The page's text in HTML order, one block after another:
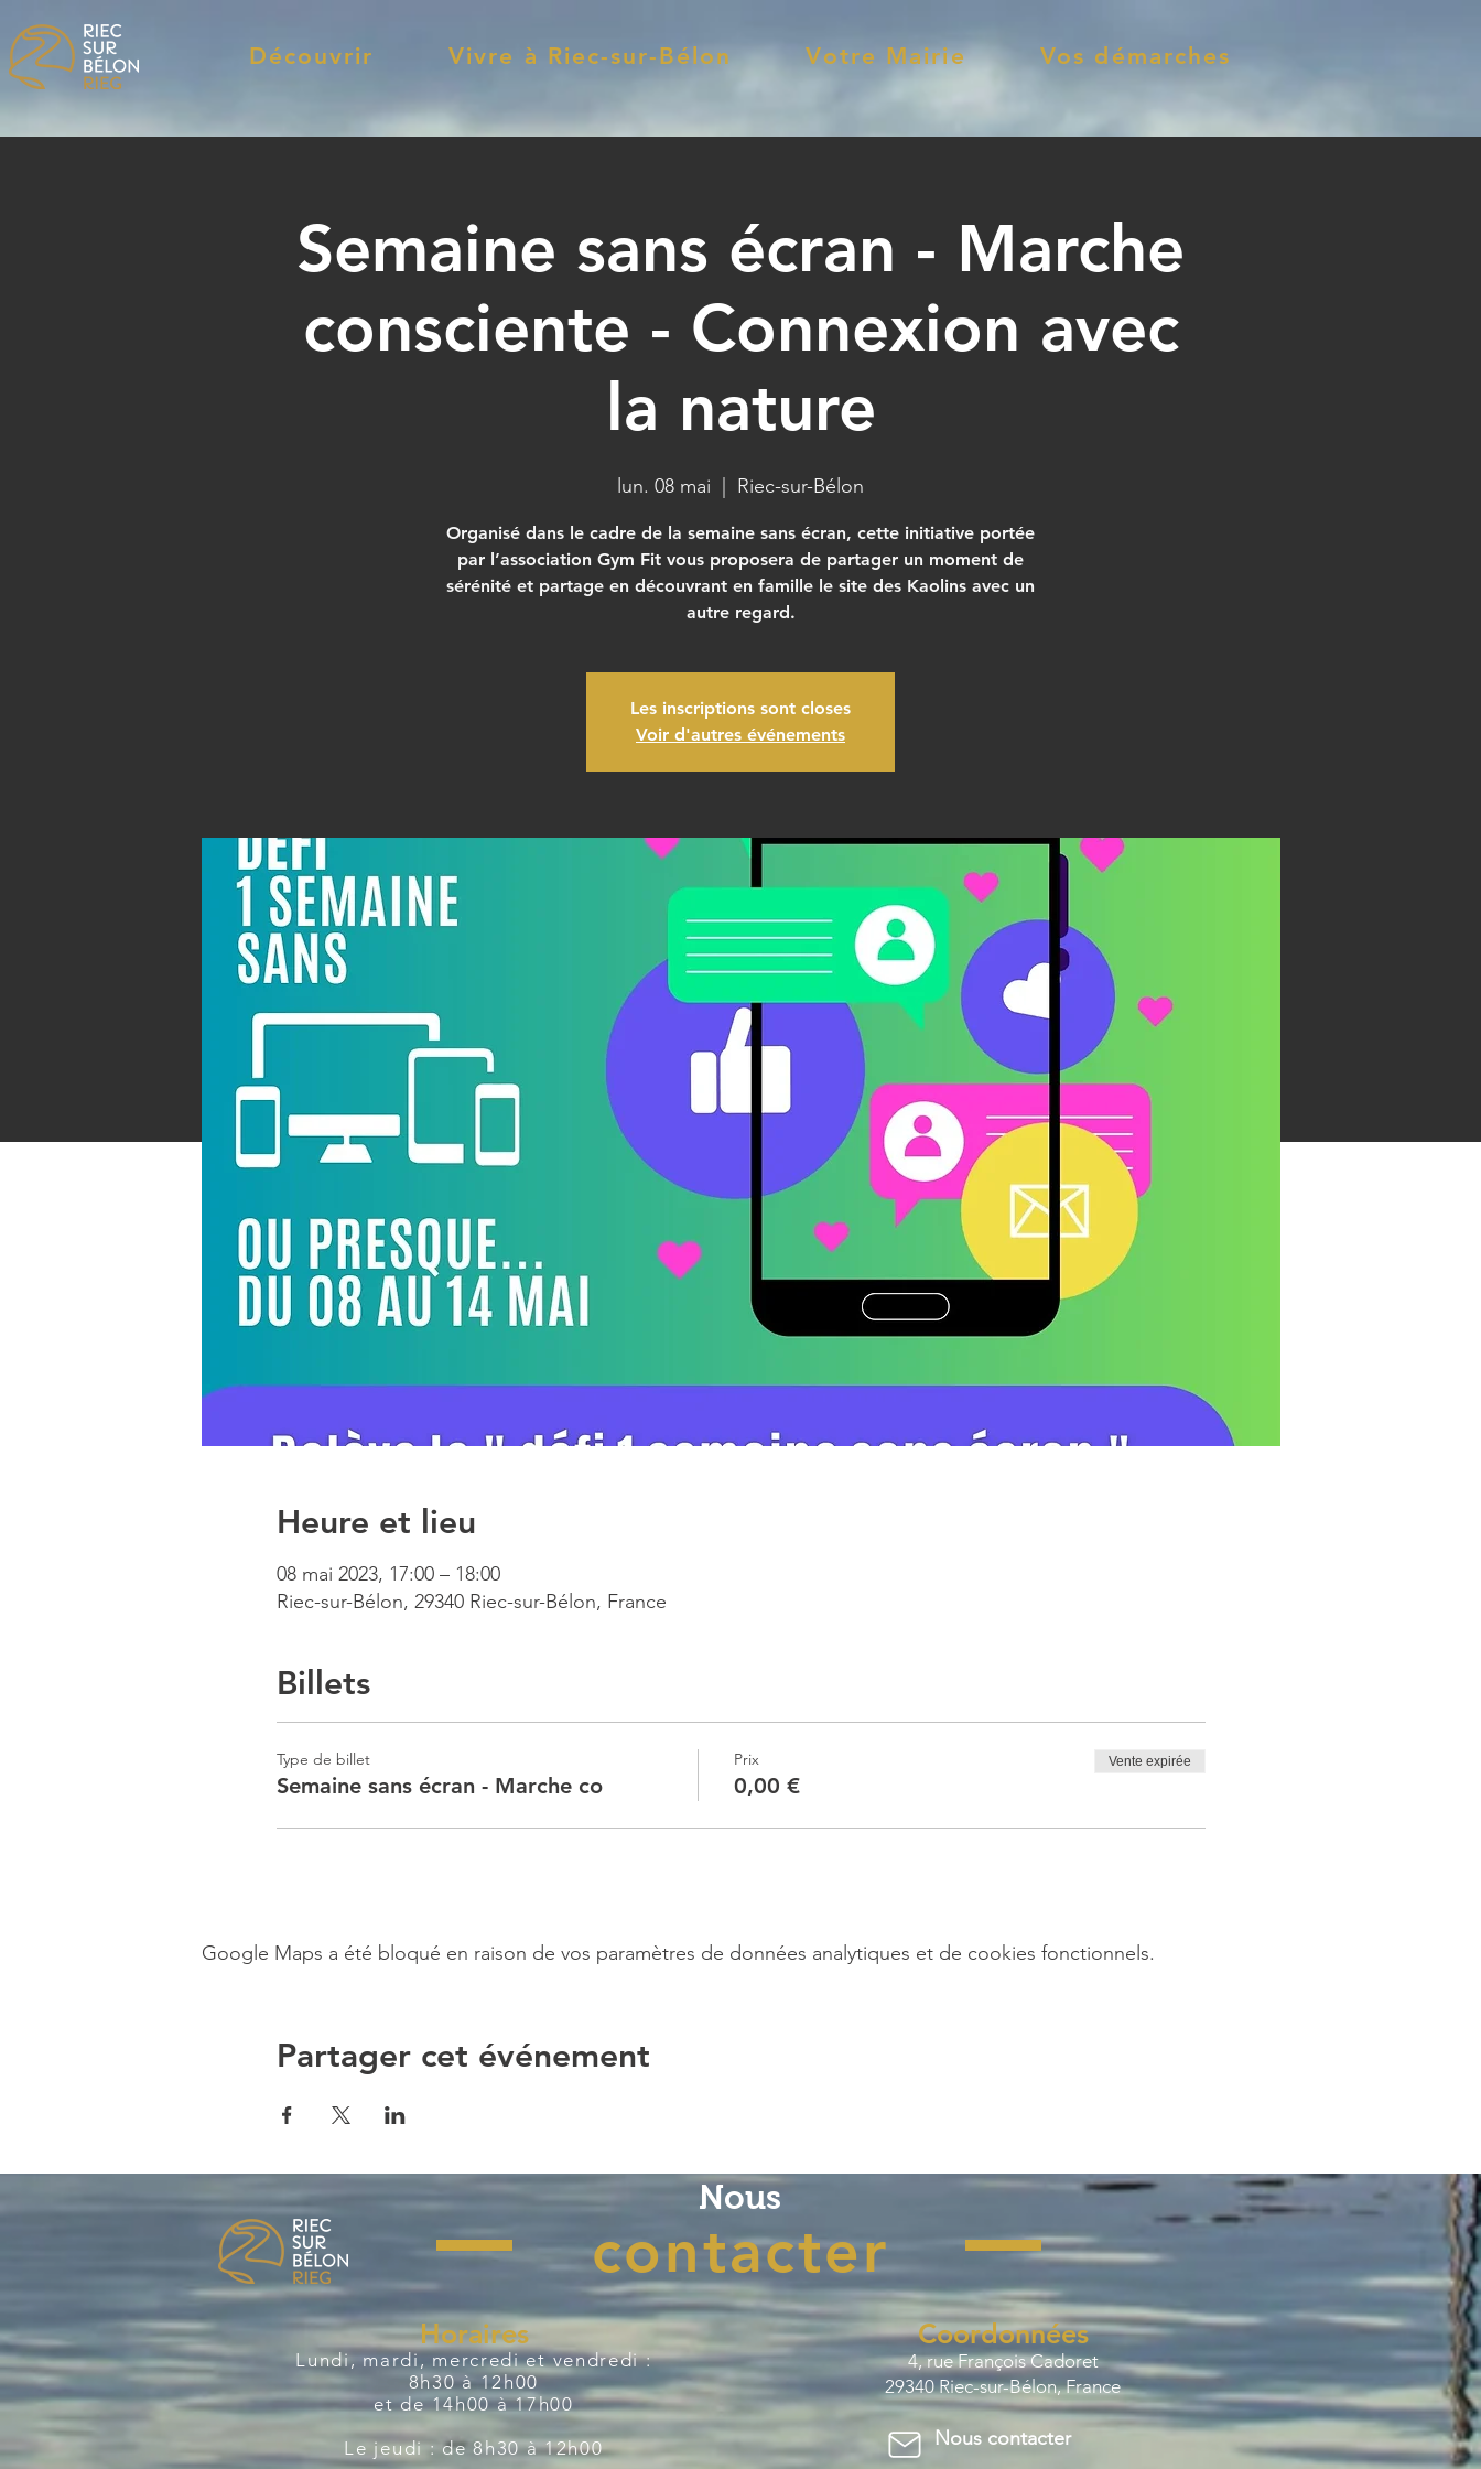
Découvrir Vivre à Riec-sur-Bélon Votre Mairie Vos démarches
Semaine sans écran - Marche
consciente - Connexion avec
la nature
lun. 08 mai Riec-sur-Bélon
Organisé dans le cadre de la semaine sans écran, cette initiative portée
par l’association Gym Fit vous proposera de partager un moment de
sérénité et partage en découvrant en famille le site des Kaolins avec un
autre regard.
Les inscriptions sont closes
Voir d'autres événements
Heure et lieu
08 mai 2023, 17:00 – 18:00
Riec-sur-Bélon, 29340 Riec-sur-Bélon, France
Billets
Type de billet
Semaine sans écran - Marche co
Prix
0,00 €
Vente expirée
Google Maps a été bloqué en raison de vos paramètres de données analytiques et de cookies fonctionnels.
Partager cet événement
Nous
contacter
Horaires
Lundi, mardi, mercredi et vendredi :
8h30 à 12h00
et de 14h00 à 17h00
Le jeudi : de 8h30 à 12h00
Coordonnées
4, rue François Cadoret
29340 Riec-sur-Bélon, France
Nous contacter